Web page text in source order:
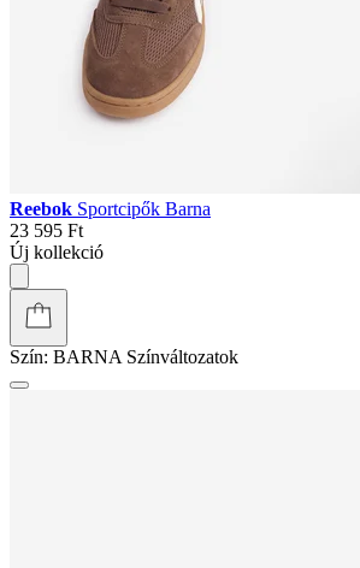
Reebok Sportcipők Barna
23 595 Ft
Új kollekció
Szín: BARNA Színváltozatok